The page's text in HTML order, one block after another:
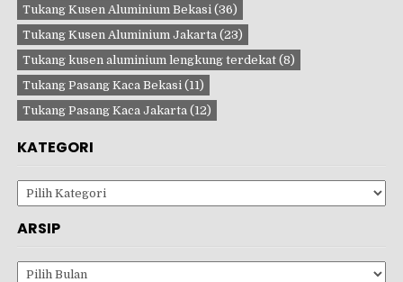
Tukang Kusen Aluminium Bekasi (36)
Tukang Kusen Aluminium Jakarta (23)
Tukang kusen aluminium lengkung terdekat (8)
Tukang Pasang Kaca Bekasi (11)
Tukang Pasang Kaca Jakarta (12)
KATEGORI
Kategori
ARSIP
Arsip